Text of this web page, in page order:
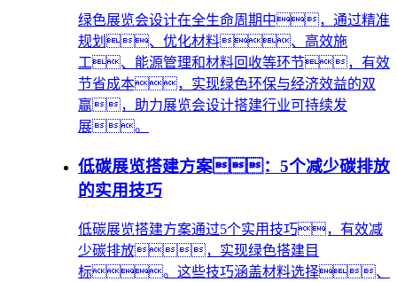
绿色展览会设计在全生命周期中，通过精准
规划、优化材料、高效施
工、能源管理和材料回收等环节，有效
节省成本，实现绿色环保与经济效益的双
赢，助力展览会设计搭建行业可持续发
展。
低碳展览搭建方案：5个减少碳排放
的实用技巧
低碳展览搭建方案通过5个实用技巧，有效减
少碳排放，实现绿色搭建目
标。这些技巧涵盖材料选择、